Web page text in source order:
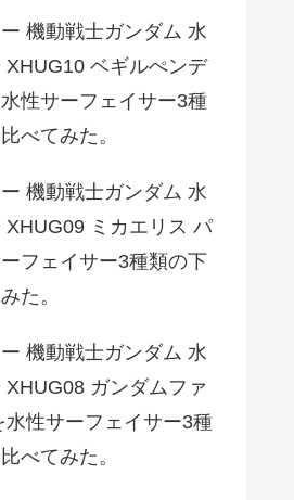
機動戦士ガンダム 水
ベギルぺンデ
性サーフェイサー3種
べてみた。
機動戦士ガンダム 水
ミカエリス パ
フェイサー3種類の下
た。
機動戦士ガンダム 水
ガンダムファ
水性サーフェイサー3種
べてみた。